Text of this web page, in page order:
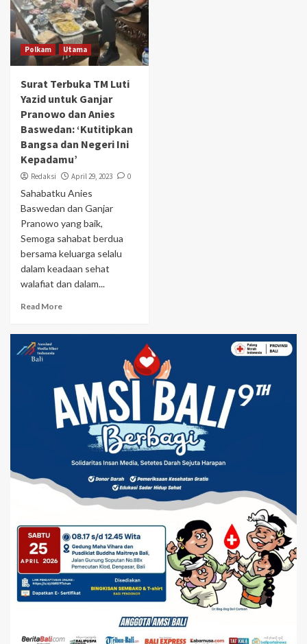
Polkam Utama
Surat Terbuka TM Luti
Yazid untuk Ganjar
Pranowo dan Anies
Baswedan: ‘Kutitipkan
Bangsa dan Negeri Ini
Kepadamu’
Redaksi April 29, 2023 0
Sahabatku Anies
Baswedan dan Ganjar
Pranowo yang baik,
Semoga sahabat berdua
bersama keluarga selalu
dalam keadaan sehat
walafiat dan dalam...
Read More